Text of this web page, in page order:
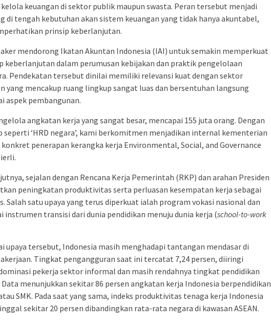
keuangan di sektor publik maupun swasta. Peran tersebut menjadi
di tengah kebutuhan akan sistem keuangan yang tidak hanya akuntabel,
prinsip keberlanjutan.
mendorong Ikatan Akuntan Indonesia (IAI) untuk semakin memperkuat
keberlanjutan dalam perumusan kebijakan dan praktik pengelolaan
Pendekatan tersebut dinilai memiliki relevansi kuat dengan sektor
yang mencakup ruang lingkup sangat luas dan bersentuhan langsung
aspek pembangunan.
angkatan kerja yang sangat besar, mencapai 155 juta orang. Dengan
seperti ‘HRD negara’, kami berkomitmen menjadikan internal kementerian
penerapan kerangka kerja Environmental, Social, and Governance
sejalan dengan Rencana Kerja Pemerintah (RKP) dan arahan Presiden
peningkatan produktivitas serta perluasan kesempatan kerja sebagai
Salah satu upaya yang terus diperkuat ialah program vokasi nasional dan
instrumen transisi dari dunia pendidikan menuju dunia kerja (school-to-work
upaya tersebut, Indonesia masih menghadapi tantangan mendasar di
Tingkat pengangguran saat ini tercatat 7,24 persen, diiringi
pekerja sektor informal dan masih rendahnya tingkat pendidikan
menunjukkan sekitar 86 persen angkatan kerja Indonesia berpendidikan
SMK. Pada saat yang sama, indeks produktivitas tenaga kerja Indonesia
sekitar 20 persen dibandingkan rata-rata negara di kawasan ASEAN.